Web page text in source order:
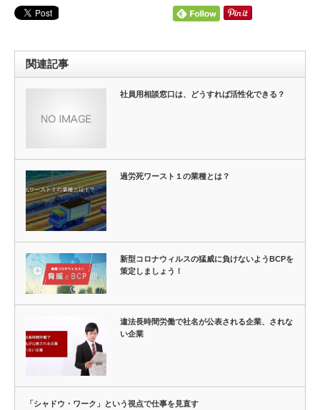
関連記事
社員用相談窓口は、どうすれば活性化できる？
過労死ワースト１の業種とは？
新型コロナウィルスの猛威に負けないようBCPを
策定しましょう！
違法長時間労働で社名が公表される企業、されな
い企業
「シャドウ・ワーク」という視点で仕事を見直す